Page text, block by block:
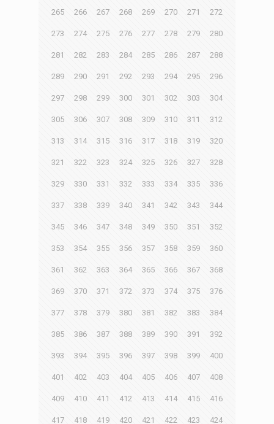
265 266 267 268 269 270 271 272
273 274 275 276 277 278 279 280
281 282 283 284 285 286 287 288
289 290 291 292 293 294 295 296
297 298 299 300 301 302 303 304
305 306 307 308 309 310 311 312
313 314 315 316 317 318 319 320
321 322 323 324 325 326 327 328
329 330 331 332 333 334 335 336
337 338 339 340 341 342 343 344
345 346 347 348 349 350 351 352
353 354 355 356 357 358 359 360
361 362 363 364 365 366 367 368
369 370 371 372 373 374 375 376
377 378 379 380 381 382 383 384
385 386 387 388 389 390 391 392
393 394 395 396 397 398 399 400
401 402 403 404 405 406 407 408
409 410 411 412 413 414 415 416
417 418 419 420 421 422 423 424